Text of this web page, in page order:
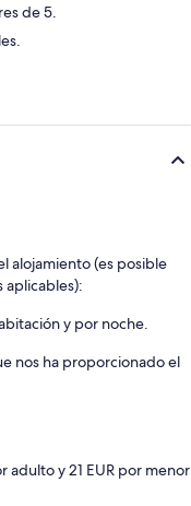
de 5.
alojamiento (es posible
aplicables):
y por noche.
nos ha proporcionado el
adulto y 21 EUR por menor